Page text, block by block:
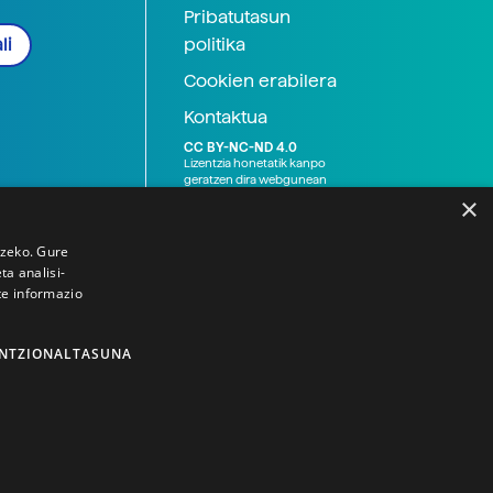
Pribatutasun
politika
Cookien erabilera
Kontaktua
CC BY-NC-ND 4.0
Lizentzia honetatik kanpo
geratzen dira webgunean
×
Gure
analisi-
informazio